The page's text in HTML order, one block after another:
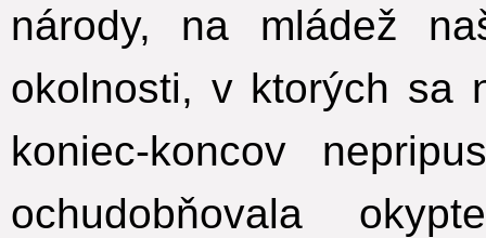
národy, na mládež
okolnosti, v ktorých sa
koniec-koncov
ochudobňovala